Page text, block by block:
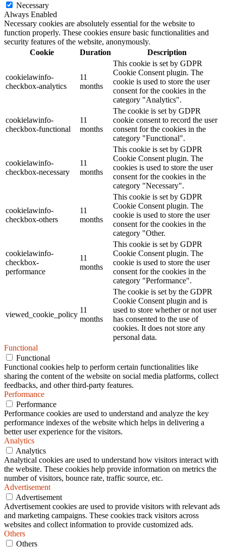
Necessary
Always Enabled
Necessary cookies are absolutely essential for the website to
function properly. These cookies ensure basic functionalities and
security features of the website, anonymously.
Cookie
Duration Description
cookielawinfo-
checkbox-analytics
11
months
This cookie is set by GDPR
Cookie Consent plugin. The
cookie is used to store the user
consent for the cookies in the
category "Analytics".
cookielawinfo-
checkbox-functional
11
months
The cookie is set by GDPR
cookie consent to record the user
consent for the cookies in the
category "Functional".
cookielawinfo-
checkbox-necessary
11
months
This cookie is set by GDPR
Cookie Consent plugin. The
cookies is used to store the user
consent for the cookies in the
category "Necessary".
cookielawinfo-
checkbox-others
11
months
This cookie is set by GDPR
Cookie Consent plugin. The
cookie is used to store the user
consent for the cookies in the
category "Other.
cookielawinfo-
checkbox-
performance
11
months
This cookie is set by GDPR
Cookie Consent plugin. The
cookie is used to store the user
consent for the cookies in the
category "Performance".
viewed_cookie_policy
11
months
The cookie is set by the GDPR
Cookie Consent plugin and is
used to store whether or not user
has consented to the use of
cookies. It does not store any
personal data.
Functional
Functional
Functional cookies help to perform certain functionalities like
sharing the content of the website on social media platforms, collect
feedbacks, and other third-party features.
Performance
Performance
Performance cookies are used to understand and analyze the key
performance indexes of the website which helps in delivering a
better user experience for the visitors.
Analytics
Analytics
Analytical cookies are used to understand how visitors interact with
the website. These cookies help provide information on metrics the
number of visitors, bounce rate, traffic source, etc.
Advertisement
Advertisement
Advertisement cookies are used to provide visitors with relevant ads
and marketing campaigns. These cookies track visitors across
websites and collect information to provide customized ads.
Others
Others